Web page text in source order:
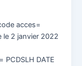
acces=
le 2 janvier 2022
DATE